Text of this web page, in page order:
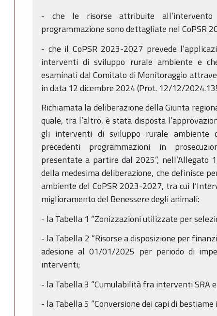
- che le risorse attribuite
programmazione sono dettagliate nel CoPSR
- che il CoPSR 2023-2027 prevede
interventi di sviluppo rurale ambiente e
esaminati dal Comitato di Monitoraggio
in data 12 dicembre 2024 (Prot. 12/12/
Richiamata la deliberazione della Giunta
quale, tra l’altro, è stata disposta
gli interventi di sviluppo rurale ambiente
precedenti programmazioni in
presentate a partire dal 2025”, nell’Allegato
della medesima deliberazione, che definisce
ambiente del CoPSR 2023-2027, tra cui
miglioramento del Benessere degli animali:
- la Tabella 1 “Zonizzazioni utilizzate per
- la Tabella 2 “Risorse a disposizione per
adesione al 01/01/2025 per periodo di
interventi;
- la Tabella 3 “Cumulabilità fra interventi SRA e
- la Tabella 5 “Conversione dei capi di bestiame